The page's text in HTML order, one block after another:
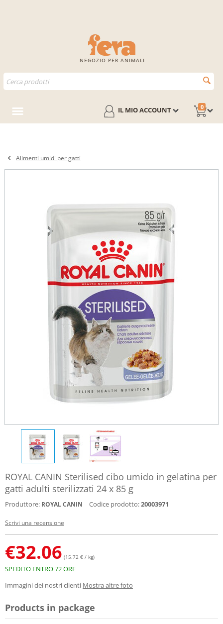
NEGOZIO PER ANIMALI
0
IL MIO ACCOUNT
Alimenti umidi per gatti
ROYAL CANIN Sterilised cibo umido in gelatina per
gatti adulti sterilizzati 24 x 85 g
Produttore: ROYAL CANIN Codice prodotto:20003971
Scrivi una recensione
€32.06 (15.72 € / kg)
SPEDITO ENTRO 72 ORE
Immagini dei nostri clienti Mostra altre foto
Products in package